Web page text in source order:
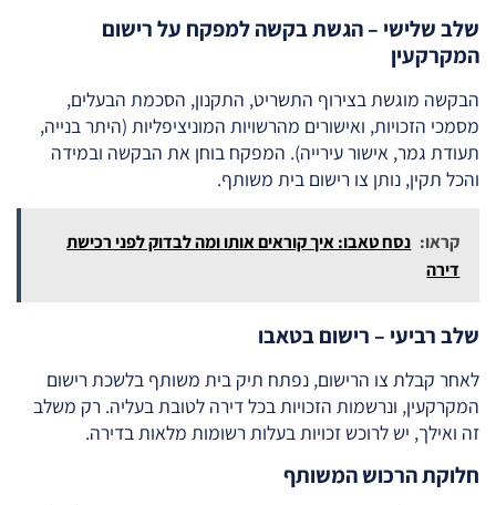
שלב שלישי – הגשת בקשה למפקח על רישום
המקרקעין
הבקשה מוגשת בצירוף התשריט, התקנון, הסכמת הבעלים,
מסמכי הזכויות, ואישורים מהרשויות המוניציפליות (היתר בנייה,
תעודת גמר, אישור עירייה). המפקח בוחן את הבקשה ובמידה
והכל תקין, נותן צו רישום בית משותף.
קראו: נסח טאבו: איך קוראים אותו ומה לבדוק לפני רכישת
דירה
שלב רביעי – רישום בטאבו
לאחר קבלת צו הרישום, נפתח תיק בית משותף בלשכת רישום
המקרקעין, ונרשמות הזכויות בכל דירה לטובת בעליה. רק משלב
זה ואילך, יש לרוכש זכויות בעלות רשומות מלאות בדירה.
חלוקת הרכוש המשותף